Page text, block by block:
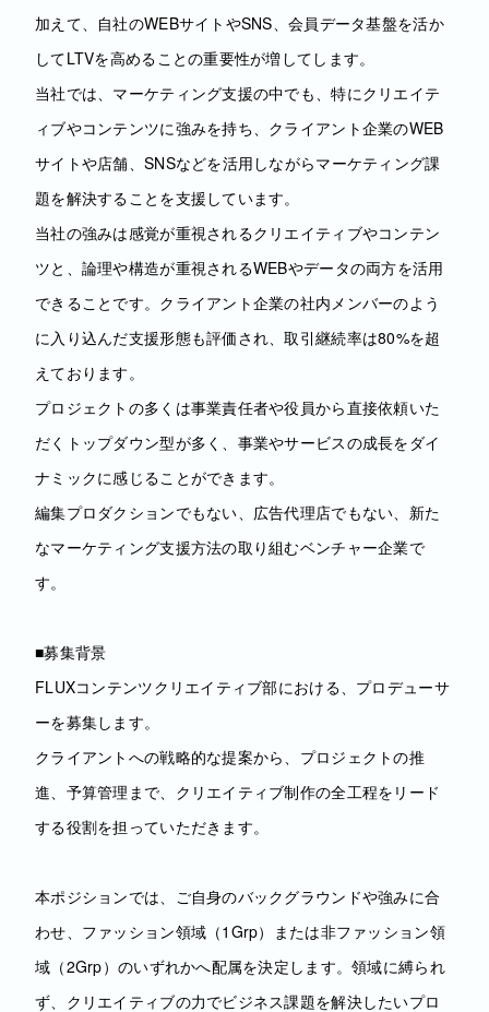
加えて、自社のWEBサイトやSNS、会員データ基盤を活か
してLTVを高めることの重要性が増してします。
当社では、マーケティング支援の中でも、特にクリエイテ
ィブやコンテンツに強みを持ち、クライアント企業のWEB
サイトや店舗、SNSなどを活用しながらマーケティング課
題を解決することを支援しています。
当社の強みは感覚が重視されるクリエイティブやコンテン
ツと、論理や構造が重視されるWEBやデータの両方を活用
できることです。クライアント企業の社内メンバーのよう
に入り込んだ支援形態も評価され、取引継続率は80%を超
えております。
プロジェクトの多くは事業責任者や役員から直接依頼いた
だくトップダウン型が多く、事業やサービスの成長をダイ
ナミックに感じることができます。
編集プロダクションでもない、広告代理店でもない、新た
なマーケティング支援方法の取り組むベンチャー企業で
す。
■募集背景
FLUXコンテンツクリエイティブ部における、プロデューサ
ーを募集します。
クライアントへの戦略的な提案から、プロジェクトの推
進、予算管理まで、クリエイティブ制作の全工程をリード
する役割を担っていただきます。
本ポジションでは、ご自身のバックグラウンドや強みに合
わせ、ファッション領域（1Grp）または非ファッション領
域（2Grp）のいずれかへ配属を決定します。領域に縛られ
ず、クリエイティブの力でビジネス課題を解決したいプロ